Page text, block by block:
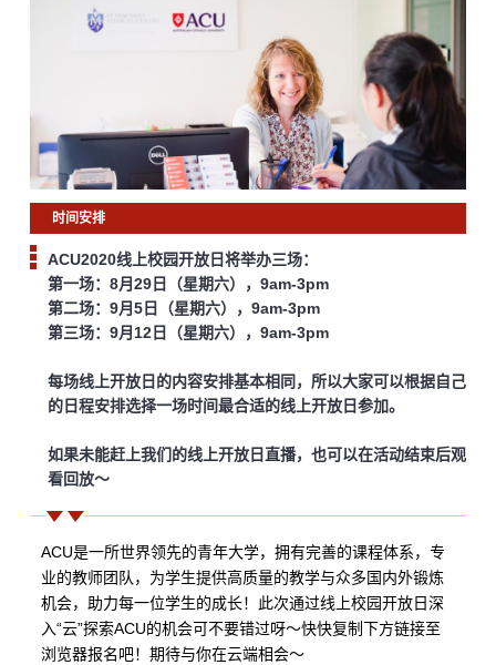
时间安排
ACU2020线上校园开放日将举办三场：
第一场：8月29日（星期六），9am-3pm
第二场：9月5日（星期六），9am-3pm
第三场：9月12日（星期六），9am-3pm
每场线上开放日的内容安排基本相同，所以大家可以根据自己
的日程安排选择一场时间最合适的线上开放日参加。
如果未能赶上我们的线上开放日直播，也可以在活动结束后观
看回放〜
ACU是一所世界领先的青年大学，拥有完善的课程体系，专
业的教师团队，为学生提供高质量的教学与众多国内外锻炼
机会，助力每一位学生的成长！此次通过线上校园开放日深
入“云”探索ACU的机会可不要错过呀〜快快复制下方链接至
浏览器报名吧！期待与你在云端相会〜